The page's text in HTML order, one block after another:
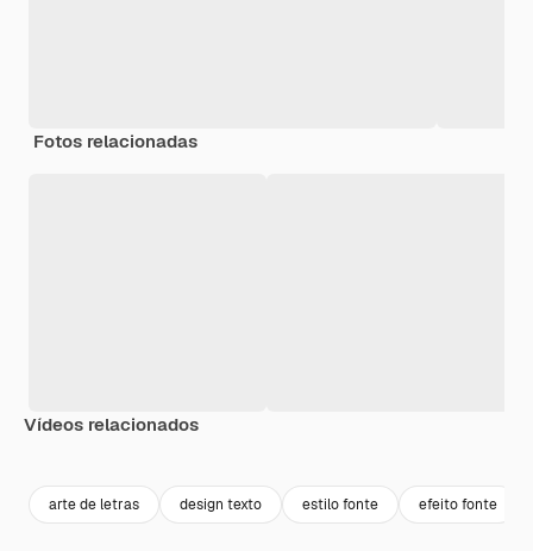
Fotos relacionadas
Vídeos relacionados
arte de letras design texto estilo fonte efeito fonte